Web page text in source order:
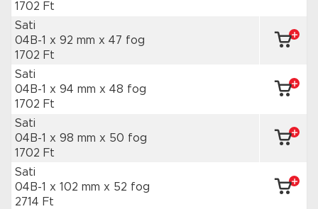
1702 Ft
Sati
04B-1 x 92 mm x 47 fog
1702 Ft
Sati
04B-1 x 94 mm x 48 fog
1702 Ft
Sati
04B-1 x 98 mm x 50 fog
1702 Ft
Sati
04B-1 x 102 mm x 52 fog
2714 Ft